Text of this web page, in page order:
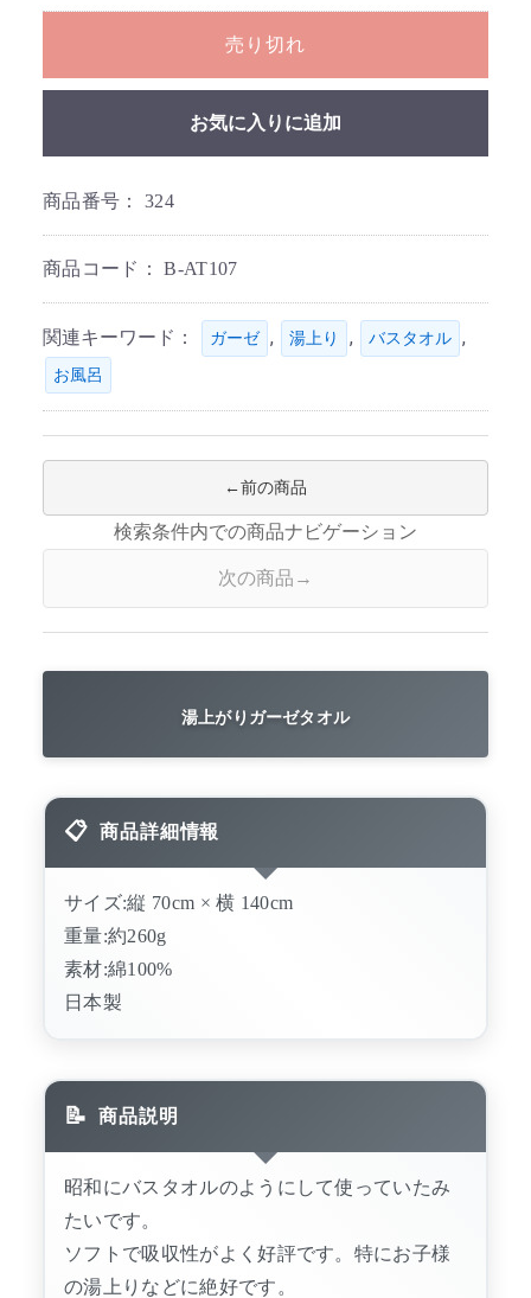
売り切れ
お気に入りに追加
商品番号： 324
商品コード：B-AT107
関連キーワード： ガーゼ , 湯上り , バスタオル ,
お風呂
前の商品
検索条件内での商品ナビゲーション
次の商品
湯上がりガーゼタオル
商品詳細情報
サイズ:縦 70cm × 横 140cm
重量:約260g
素材:綿100%
日本製
商品説明
昭和にバスタオルのようにして使っていたみ
たいです。
ソフトで吸収性がよく好評です。特にお子様
の湯上りなどに絶好です。